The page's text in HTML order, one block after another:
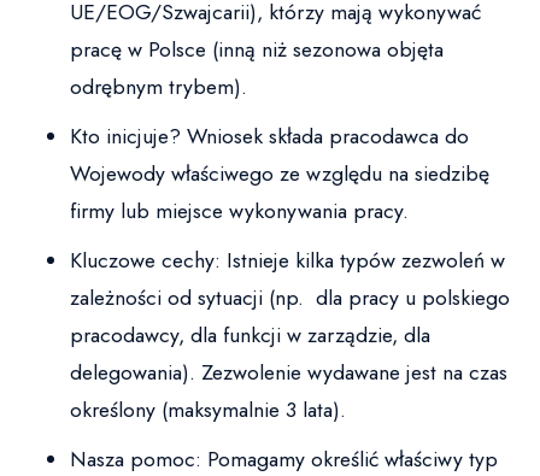
UE/EOG/Szwajcarii), którzy mają wykonywać
pracę w Polsce (inną niż sezonowa objęta
odrębnym trybem).
Kto inicjuje? Wniosek składa pracodawca do
Wojewody właściwego ze względu na siedzibę
firmy lub miejsce wykonywania pracy.
Kluczowe cechy: Istnieje kilka typów zezwoleń w
zależności od sytuacji (np. dla pracy u polskiego
pracodawcy, dla funkcji w zarządzie, dla
delegowania). Zezwolenie wydawane jest na czas
określony (maksymalnie 3 lata).
Nasza pomoc: Pomagamy określić właściwy typ